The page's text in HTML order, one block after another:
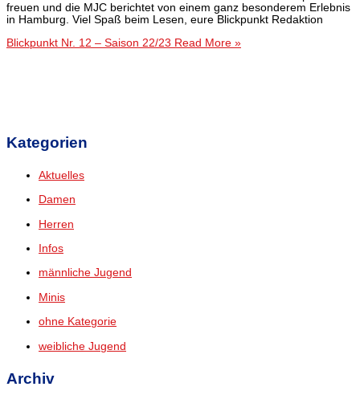
Kategorien
Aktuelles
Damen
Herren
Infos
männliche Jugend
Minis
ohne Kategorie
weibliche Jugend
Archiv
freuen und die MJC berichtet von einem ganz besonderem Erlebnis
in Hamburg. Viel Spaß beim Lesen, eure Blickpunkt Redaktion
Blickpunkt Nr. 12 – Saison 22/23 Read More »